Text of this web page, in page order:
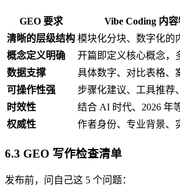
GEO 要求
Vibe Coding 内
清晰的层级结构 模块化分块、数字化的
概念定义明确
开篇即定义核心概念，
数据支撑
具体数字、对比表格、
可操作性强
步骤化建议、工具推荐
时效性
结合 AI 时代、2026 年
权威性
作者身份、专业背景、
6.3 GEO 写作检查清单
发布前，问自己这 5 个问题：